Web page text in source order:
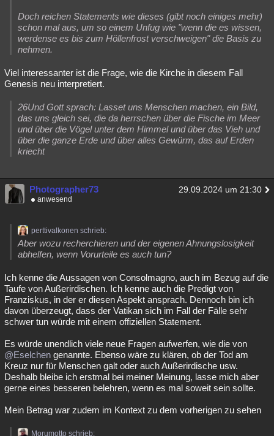
Doch reichen Statements wie dieses (gibt noch einiges mehr)
schon mal aus, um so einem Unfug wie "wenn die es wissen,
werdense es bis zum Höllenfrost verschweigen" die Basis zu
nehmen.
Viel interessanter ist die Frage, wie die Kirche in diesem Fall
Genesis neu interpretiert.
26Und Gott sprach: Lasset uns Menschen machen, ein Bild,
das uns gleich sei, die da herrschen über die Fische im Meer
und über die Vögel unter dem Himmel und über das Vieh und
über die ganze Erde und über alles Gewürm, das auf Erden
kriecht
Photographer73 29.09.2024 um 21:30
anwesend
perttivalkonen schrieb:
Aber wozu recherchieren und der eigenen Ahnungslosigkeit
abhelfen, wenn Vorurteile es auch tun?
Ich kenne die Aussagen von Consolmagno, auch im Bezug auf die
Taufe von Außerirdischen. Ich kenne auch die Predigt von
Franziskus, in der er diesen Aspekt ansprach. Dennoch bin ich
davon überzeugt, dass der Vatikan sich im Fall der Fälle sehr
schwer tun würde mit einem offiziellen Statement.
Es würde unendlich viele neue Fragen aufwerfen, wie die von
@Eselchen genannte. Ebenso wäre zu klären, ob der Tod am
Kreuz nur für Menschen galt oder auch Außerirdische usw.
Deshalb bleibe ich erstmal bei meiner Meinung, lasse mich aber
gerne eines besseren belehren, wenn es mal soweit sein sollte.
Mein Betrag war zudem im Kontext zu dem vorherigen zu sehen
Morumotto schrieb: